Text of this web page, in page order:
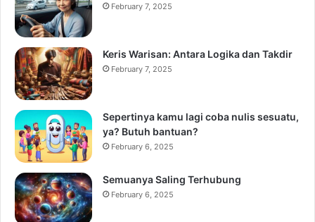
February 7, 2025
Keris Warisan: Antara Logika dan Takdir
February 7, 2025
Sepertinya kamu lagi coba nulis sesuatu,
ya? Butuh bantuan?
February 6, 2025
Semuanya Saling Terhubung
February 6, 2025